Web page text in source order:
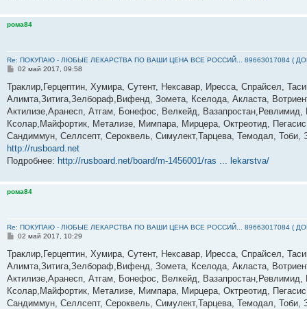
рома84
Re: ПОКУПАЮ - ЛЮБЫЕ ЛЕКАРСТВА ПО ВАШИ ЦЕНА ВСЕ РОССИЙ... 89663017084 (
С
о
щ
е
и
е
02 май 2017, 09:58
Траклир,Герцептин, Хумира, Сутент, Нексавар, Иресса, Спрайсел,
Алимта,Зитига,Зелбораф,Вифенд, Зомета, Кселода, Акласта,
Актилизе,Аранесп, Атгам, Бонефос, Велкейд,
Ксолар,Майфортик, Метализе, Мимпара, Мирцера, Октреотид,
Сандиммун, Селлсепт, Сероквель, Симулект,Тарцева, Темодал,
http://rusboard.net
Подробнее: http://rusboard.net/board/m-1456001/ras ... lekarstva/
рома84
Re: ПОКУПАЮ - ЛЮБЫЕ ЛЕКАРСТВА ПО ВАШИ ЦЕНА ВСЕ РОССИЙ... 89663017084 (
С
о
щ
е
и
е
02 май 2017, 10:29
Траклир,Герцептин, Хумира, Сутент, Нексавар, Иресса, Спрайсел,
Алимта,Зитига,Зелбораф,Вифенд, Зомета, Кселода, Акласта,
Актилизе,Аранесп, Атгам, Бонефос, Велкейд,
Ксолар,Майфортик, Метализе, Мимпара, Мирцера, Октреотид,
Сандиммун, Селлсепт, Сероквель, Симулект,Тарцева, Темодал,